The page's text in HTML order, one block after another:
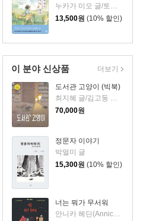
누카가 미오 글/토티 그림/김지영 역
13,500원 (10% 할인)
이 분야 신상품
도서관 고양이 (빅북)
최지혜 글/김고둥 그림
70,000원
정문자 이야기
박멀미 글
15,300원 (10% 할인)
너는 뭐가 무서워
안니카 헤딘(Annica Hedin) 글/한나 클린타게 (Hanna Klinthage) 그림
더보기